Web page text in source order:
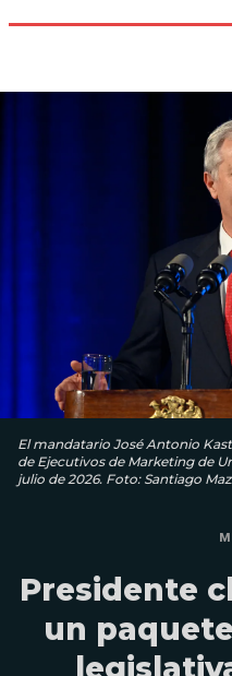
El mandatario José Antonio
de Ejecutivos de Marketing de
julio de 2026. Foto: Santiago
Presidente
un